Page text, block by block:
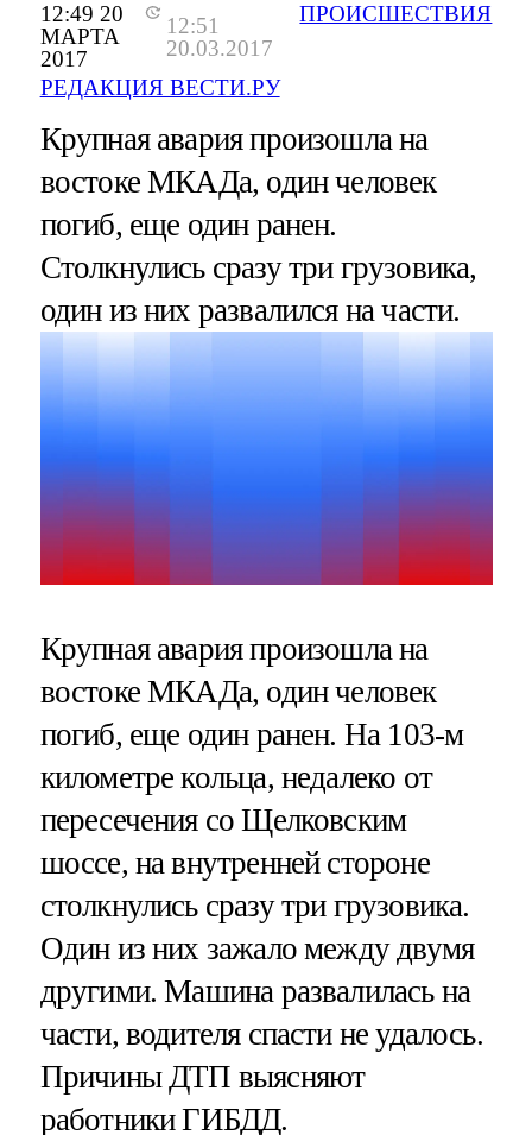
12:49 20
МАРТА
2017
12:51
20.03.2017
РЕДАКЦИЯ ВЕСТИ.РУ
ПРОИСШЕСТВИЯ
Крупная авария произошла на
востоке МКАДа, один человек
погиб, еще один ранен.
Столкнулись сразу три грузовика,
один из них развалился на части.
Крупная авария произошла на
востоке МКАДа, один человек
погиб, еще один ранен. На 103-м
километре кольца, недалеко от
пересечения со Щелковским
шоссе, на внутренней стороне
столкнулись сразу три грузовика.
Один из них зажало между двумя
другими. Машина развалилась на
части, водителя спасти не удалось.
Причины ДТП выясняют
работники ГИБДД.